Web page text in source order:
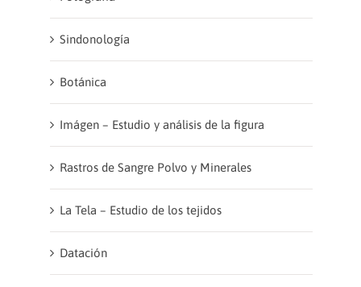
Sindonología
Botánica
Imágen – Estudio y análisis de la figura
Rastros de Sangre Polvo y Minerales
La Tela – Estudio de los tejidos
Datación